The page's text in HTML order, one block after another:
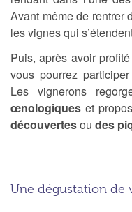
Avant même de rentrer
les vignes qui
Puis, après avoir profité
vous pourrez
Les vignerons
œnologiques et
découvertesou des
Une dégustation de